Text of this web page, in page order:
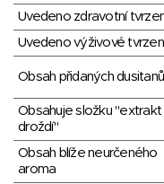
Uvedeno zdravotní
Uvedeno výživové
Obsah přidaných dusitanů
Obsahuje složku "extrakt
droždí"
Obsah blíže neurčeného
aroma